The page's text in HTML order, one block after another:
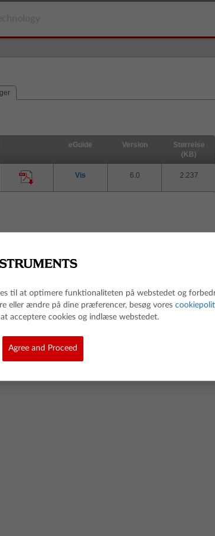
eGuide Version
Størrelse
(KB)
Vis 6.0 2.237
Cookie Policy Politik for softwaredata
til at optimere funktionaliteten på webstedet og
eller ændre på dine præferencer, besøg vores
acceptere cookies og indlæse webstedet.
Agree and Proceed